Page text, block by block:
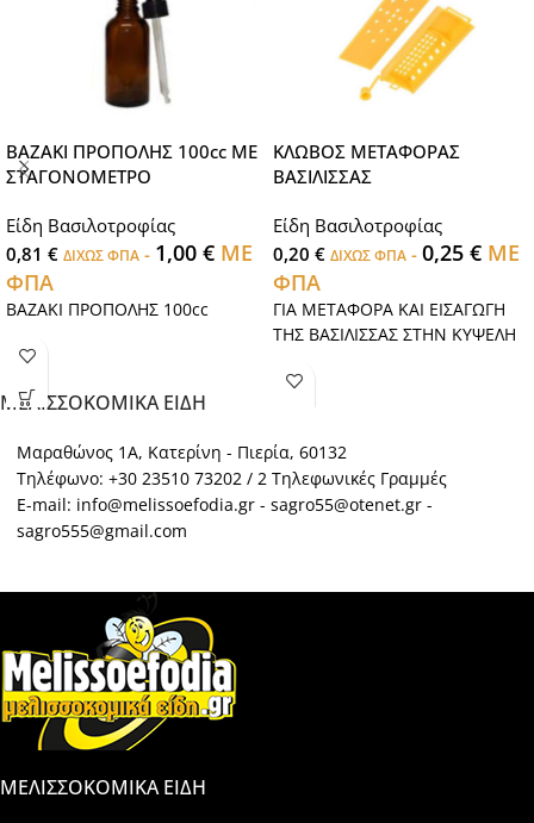
ΒΑΖΑΚΙ ΠΡΟΠΟΛΗΣ 100cc ΜΕ
ΣΤΑΓΟΝΟΜΕΤΡΟ
Είδη Βασιλοτροφίας
0,81 € ΔΙΧΩΣ ΦΠΑ - 1,00 € ΜΕ
ΦΠΑ
ΒΑΖΑΚΙ ΠΡΟΠΟΛΗΣ 100cc
ΚΛΩΒΟΣ ΜΕΤΑΦΟΡΑΣ
ΒΑΣΙΛΙΣΣΑΣ
Είδη Βασιλοτροφίας
0,20 € ΔΙΧΩΣ ΦΠΑ - 0,25 € ΜΕ
ΦΠΑ
ΓΙΑ ΜΕΤΑΦΟΡΑ ΚΑΙ ΕΙΣΑΓΩΓΗ
ΤΗΣ ΒΑΣΙΛΙΣΣΑΣ ΣΤΗΝ ΚΥΨΕΛΗ
ΜΕΛΙΣΣΟΚΟΜΙΚΑ ΕΙΔΗ
Μαραθώνος 1Α, Κατερίνη - Πιερία, 60132
Τηλέφωνο: +30 23510 73202 / 2 Τηλεφωνικές Γραμμές
E-mail: info@melissoefodia.gr - sagro55@otenet.gr -
sagro555@gmail.com
ΜΕΛΙΣΣΟΚΟΜΙΚΑ ΕΙΔΗ